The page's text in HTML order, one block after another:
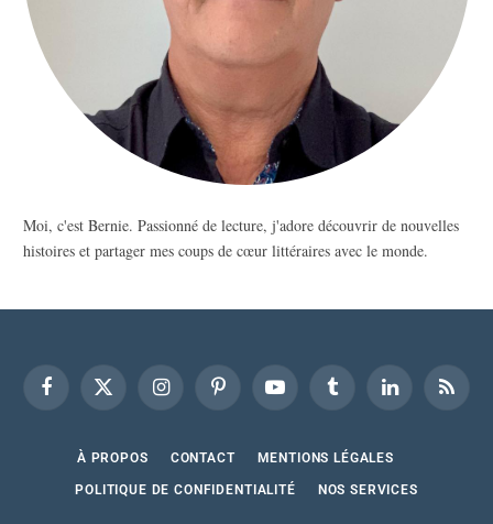
Moi, c'est Bernie. Passionné de lecture, j'adore découvrir de nouvelles
histoires et partager mes coups de cœur littéraires avec le monde.
FacebookX
InstagramPinterest YouTube Tumblr LinkedInRSS
À PROPOS CONTACT MENTIONS LÉGALES
POLITIQUE DE CONFIDENTIALITÉ NOS SERVICES